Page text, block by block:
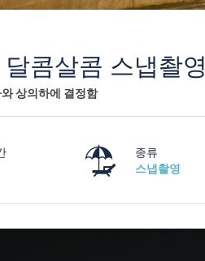
콤살콤 스냅촬영
상의하에 결정함
종류
스냅촬영